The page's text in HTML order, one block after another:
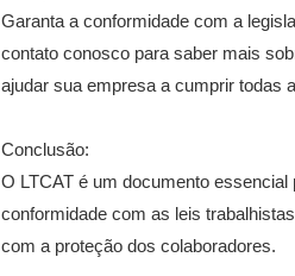
Garanta a conformidade com a
contato conosco para saber mais
ajudar sua empresa a cumprir todas
Conclusão:
O LTCAT é um documento
conformidade com as leis
com a proteção dos colaboradores.